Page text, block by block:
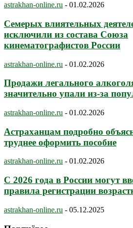
astrakhan-online.ru - 01.02.2026
Семерых влиятельных
исключили из состава Союза
кинематографистов России
astrakhan-online.ru - 01.02.2026
Продажи легального
значительно упали из-за
astrakhan-online.ru - 01.02.2026
Астраханцам подробно
труднее оформить пособие
astrakhan-online.ru - 01.02.2026
С 2026 года в России могут
правила регистрации
astrakhan-online.ru - 05.12.2025